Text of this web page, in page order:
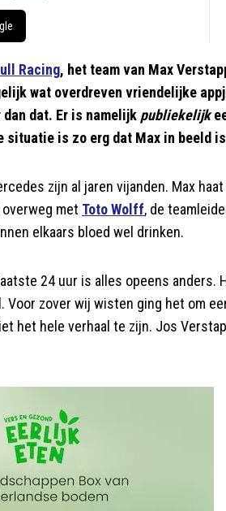
Racing, het team van Max
wat overdreven vriendelijke
dat. Er is namelijk publiekelijk
situatie is zo erg dat Max in beeld is
zijn al jaren vijanden. Max
met Toto Wolff, de
elkaars bloed wel drinken.
24 uur is alles opeens
Voor zover wij wisten ging het om
het hele verhaal te zijn. Jos